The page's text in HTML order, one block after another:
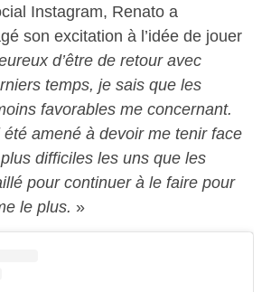
Instagram, Renato a
son excitation à l’idée de jouer
d’être de retour avec
temps, je sais que les
favorables me concernant.
été amené à devoir me tenir face
difficiles les uns que les
pour continuer à le faire pour
le plus. »